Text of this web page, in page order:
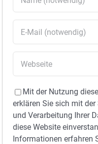
Mit der Nutzung
erklären Sie sich mit der
und Verarbeitung Ihrer
diese Website
Informationen erfahren